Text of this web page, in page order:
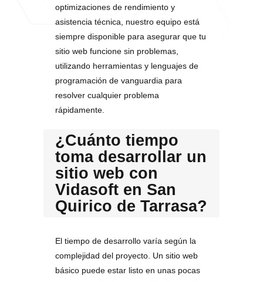
optimizaciones de rendimiento y
asistencia técnica, nuestro equipo está
siempre disponible para asegurar que tu
sitio web funcione sin problemas,
utilizando herramientas y lenguajes de
programación de vanguardia para
resolver cualquier problema
rápidamente.
¿Cuánto tiempo
toma desarrollar un
sitio web con
Vidasoft en San
Quirico de Tarrasa?
El tiempo de desarrollo varía según la
complejidad del proyecto. Un sitio web
básico puede estar listo en unas pocas